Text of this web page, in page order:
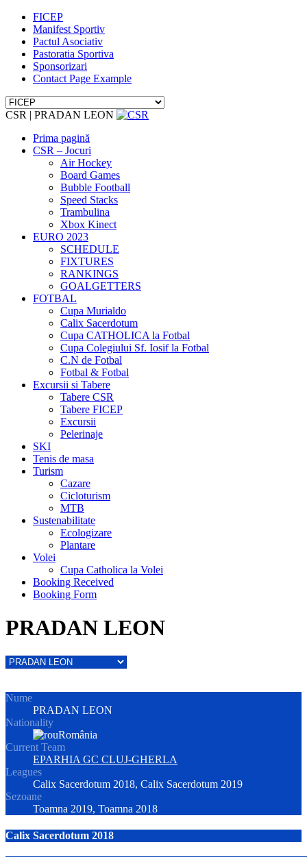
FICEP
Manifest Sportiv
Pactul Asociativ
Pastoratia Sportiva
Sponsorizari
Contact Page Example
CSR | PRADAN LEON
Prima pagină
CSR – Jocuri
Air Hockey
Board Games
Bubble Football
Speed Stacks
Trambulina
Xbox Kinect
EURO 2023
SCHEDULE
FIXTURES
RANKINGS
GOALGETTERS
FOTBAL
Cupa Murialdo
Calix Sacerdotum
Cupa CATHOLICA la Fotbal
Cupa Colegiului Sf. Iosif la Fotbal
C.N de Fotbal
Fotbal & Fotbal
Excursii si Tabere
Tabere CSR
Tabere FICEP
Excursii
Pelerinaje
SKI
Tenis de masa
Turism
Cazare
Cicloturism
MTB
Sustenabilitate
Ecologizare
Plantare
Volei
Cupa Catholica la Volei
Booking Received
Booking Form
PRADAN LEON
Nume
PRADAN LEON
Nationality
România
Current Team
EPARHIA GC CLUJ-GHERLA
Leagues
Calix Sacerdotum 2018, Calix Sacerdotum 2019
Sezoane
Toamna 2019, Toamna 2018
Calix Sacerdotum 2018